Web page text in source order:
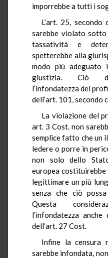
imporrebbe a tutti i
L’art. 25,
sarebbe violato
tassatività e
spetterebbe alla
modo più
giustizia. Ciò
l’infondatezza del
dell’art. 101, secondo
La violazione del
art. 3 Cost. non
semplice fatto che un
ledere o porre in
non solo dello
europea
legittimare un più
senza che ciò
Questa
l’infondatezza
dell’art. 27 Cost.
Infine la censura
sarebbe infondata,